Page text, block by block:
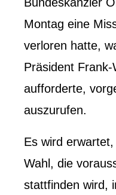
Montag eine
verloren hatte,
Präsident
aufforderte,
auszurufen.
Es wird
Wahl, die
stattfinden wird,